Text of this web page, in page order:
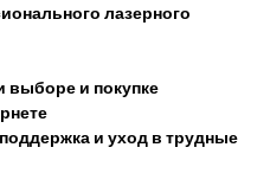
лазерного
выборе и покупке
и уход в трудные